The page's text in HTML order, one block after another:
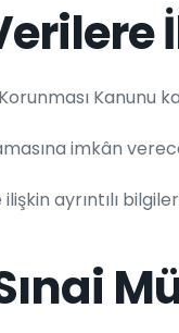
Korunması
imkân
ayrıntılı